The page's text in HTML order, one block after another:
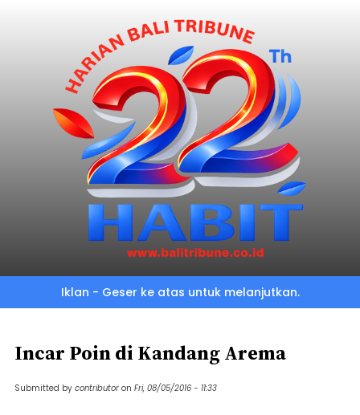
Iklan - Geser ke atas untuk melanjutkan.
Incar Poin di Kandang Arema
Submitted by contributor on Fri, 08/05/2016 - 11:33